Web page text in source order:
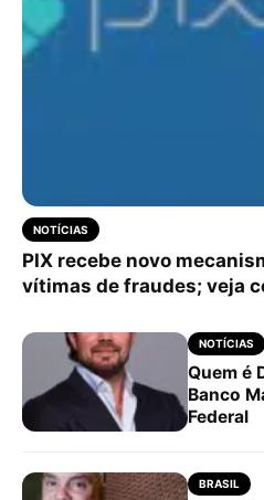
NOTÍCIAS
PIX recebe novo
vítimas de fraudes; veja
NOTÍCIAS
Quem é
Banco
Federal
BRASIL